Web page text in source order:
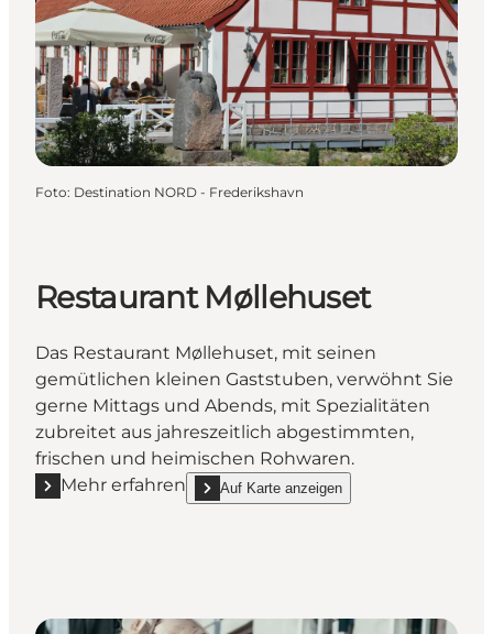
Foto: Destination NORD - Frederikshavn
Restaurant Møllehuset
Das Restaurant Møllehuset, mit seinen
gemütlichen kleinen Gaststuben, verwöhnt Sie
gerne Mittags und Abends, mit Spezialitäten
zubreitet aus jahreszeitlich abgestimmten,
frischen und heimischen Rohwaren.
Mehr erfahren
Mehr erfahren "Restaurant Møllehuset"
Auf Karte anzeigen
show Restaurant Møllehuset on_map